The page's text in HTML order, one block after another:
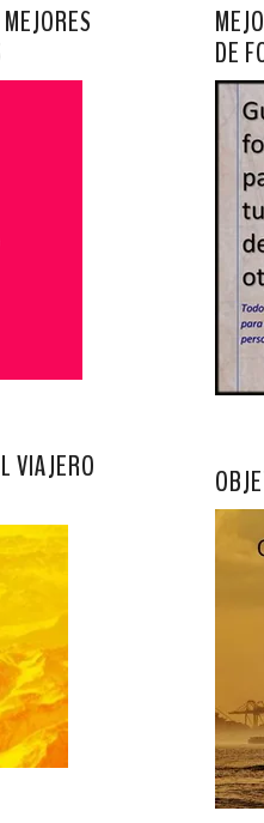
VIAJERO
DE